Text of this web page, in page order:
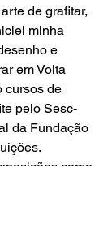
de grafitar,
minha
e
em Volta
cursos de
pelo Sesc-
da Fundação
como